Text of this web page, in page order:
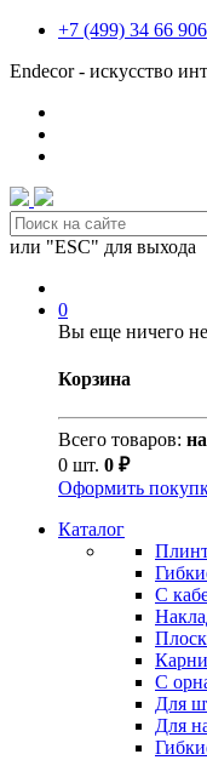
+7 (499) 34 66 906
Endecor - искусство
или "ESC" для выхода
0
Вы еще ничего
Корзина
Всего товаров:
0 шт. 0 ₽
Оформить
Каталог
C
С
Для
Для